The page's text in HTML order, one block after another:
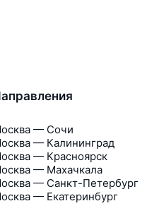
— Сочи
— Калининград
— Красноярск
— Махачкала
— Санкт-Петербург
— Екатеринбург